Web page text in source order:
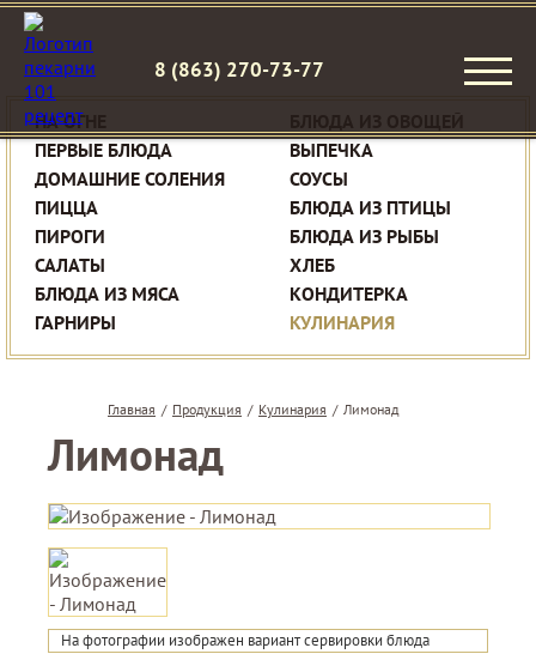
8 (863) 270-73-77
НА ОГНЕ
ПЕРВЫЕ БЛЮДА
ДОМАШНИЕ СОЛЕНИЯ
ПИЦЦА
ПИРОГИ
САЛАТЫ
БЛЮДА ИЗ МЯСА
ГАРНИРЫ
ВЫПЕЧКА
СОУСЫ
БЛЮДА ИЗ ПТИЦЫ
БЛЮДА ИЗ РЫБЫ
ХЛЕБ
КОНДИТЕРКА
КУЛИНАРИЯ
Главная / Продукция / Кулинария / Лимонад
Лимонад
На фотографии изображен вариант сервировки блюда